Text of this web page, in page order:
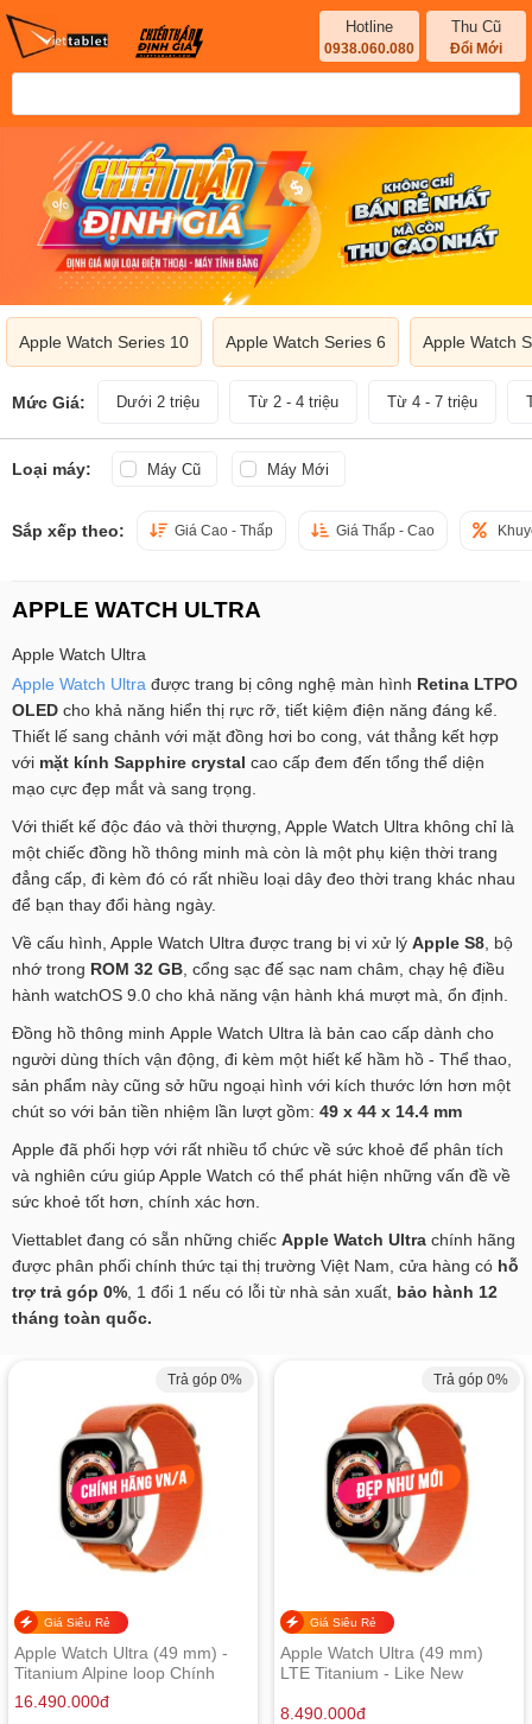
Hotline
0938.060.080
Thu Cũ
Đổi Mới
Apple Watch Series 10 Apple Watch Series 6 Apple Watch
Mức Giá: Dưới 2 triệu Từ 2 - 4 triệu Từ 4 - 7 triệu
Loại máy: Máy Cũ Máy Mới
Sắp xếp theo: Giá Cao - Thấp Giá Thấp - Cao
APPLE WATCH ULTRA
Apple Watch Ultra
Apple Watch Ultra được trang bị công nghệ màn hình Retina LTPO
OLED cho khả năng hiển thị rực rỡ, tiết kiệm điện năng đáng kể.
Thiết lế sang chảnh với mặt đồng hơi bo cong, vát thẳng kết hợp
với mặt kính Sapphire crystal cao cấp đem đến tổng thể diện
mạo cực đẹp mắt và sang trọng.
Với thiết kế độc đáo và thời thượng, Apple Watch Ultra không chỉ là
một chiếc đồng hồ thông minh mà còn là một phụ kiện thời trang
đẳng cấp, đi kèm đó có rất nhiều loại dây đeo thời trang khác nhau
để bạn thay đổi hàng ngày.
Về cấu hình, Apple Watch Ultra được trang bị vi xử lý Apple S8 , bộ
nhớ trong ROM 32 GB , cổng sạc đế sạc nam châm, chạy hệ điều
hành watchOS 9.0 cho khả năng vận hành khá mượt mà, ổn định.
Đồng hồ thông minh Apple Watch Ultra là bản cao cấp dành cho
người dùng thích vận động, đi kèm một hiết kế hầm hồ - Thể thao,
sản phẩm này cũng sở hữu ngoại hình với kích thước lớn hơn một
chút so với bản tiền nhiệm lần lượt gồm: 49 x 44 x 14.4 mm
Apple đã phối hợp với rất nhiều tổ chức về sức khoẻ để phân tích
và nghiên cứu giúp Apple Watch có thể phát hiện những vấn đề về
sức khoẻ tốt hơn, chính xác hơn.
Viettablet đang có sẵn những chiếc Apple Watch Ultra chính hãng
được phân phối chính thức tại thị trường Việt Nam, cửa hàng có hỗ
trợ trả góp 0% , 1 đổi 1 nếu có lỗi từ nhà sản xuất, bảo hành 12
tháng toàn quốc.
Trả góp 0%
Giá Siêu Rẻ
Apple Watch Ultra (49 mm) -
Titanium Alpine loop Chính
Hãng
16.490.000đ
Trả góp 0%
Giá Siêu Rẻ
Apple Watch Ultra (49 mm)
LTE Titanium - Like New
8.490.000đ